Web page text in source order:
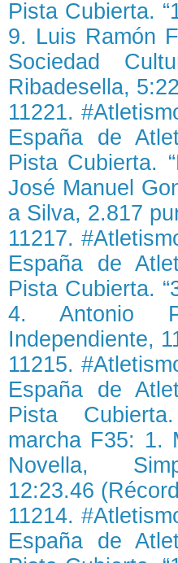
Pista Cubierta.
9. Luis Ramón
Sociedad
Ribadesella,
11221.
España de
Pista Cubierta.
José Manuel
a Silva, 2.817
11217.
España de
Pista Cubierta.
4. Antonio
Independiente,
11215.
España de
Pista
marcha F35: 1.
Novella,
12:23.46
11214.
España de